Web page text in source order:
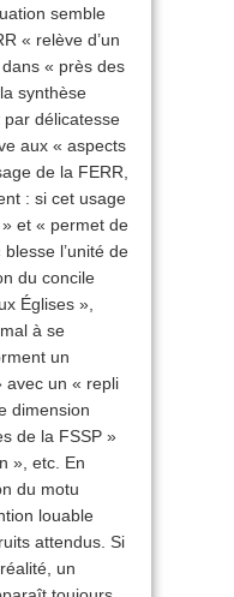
semble
« relève d’un
« près des
synthèse
par délicatesse
aux « aspects
de la FERR,
: si cet usage
et « permet de
l’unité de
du concile
Églises »,
à se
un
avec un « repli
dimension
de la FSSP »
», etc. En
du motu
louable
attendus. Si
un